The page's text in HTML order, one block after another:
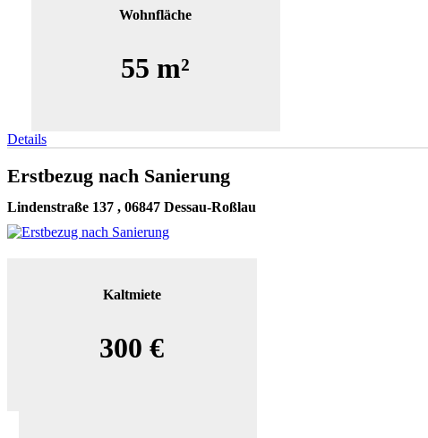
Wohnfläche
55 m²
Details
Erstbezug nach Sanierung
Lindenstraße 137 , 06847 Dessau-Roßlau
Kaltmiete
300 €